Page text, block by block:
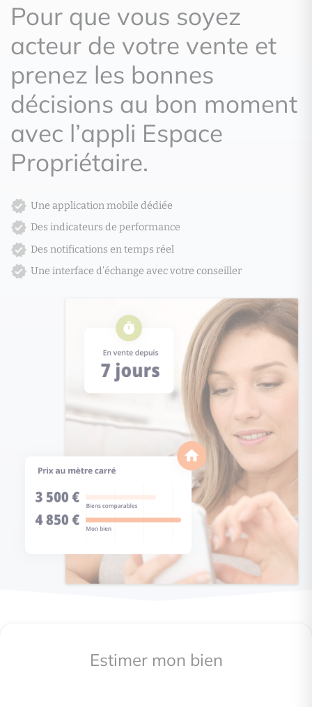
Pour que vous soyez
acteur de votre vente et
prenez les bonnes
décisions au bon moment
avec l’appli Espace
Propriétaire.
Une application mobile dédiée
Des indicateurs de performance
Des notifications en temps réel
Une interface d’échange avec votre conseiller
Estimer mon bien